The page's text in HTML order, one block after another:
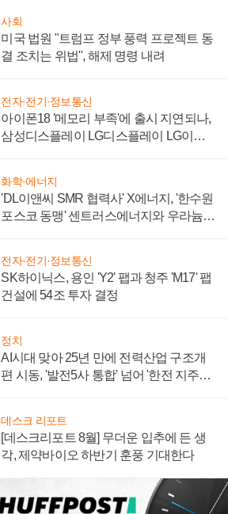
사회
미국 법원 "트럼프 정부 풍력 프로젝트 동
결 조치는 위법", 해제 명령 내려
전자·전기·정보통신
아이폰18 '메모리 부족'에 출시 지연되나,
삼성디스플레이 LG디스플레이 LG이노
화학·에너지
'DL이앤씨 SMR 협력사' X에너지, '한수원
포스코 동맹' 센트러스에너지와 우라늄
전자·전기·정보통신
SK하이닉스, 용인 'Y2' 팹과 청주 'M17' 팹
건설에 54조 투자 결정
정치
AI시대 맞아 25년 만에 전력산업 구조개
편 시동, '발전5사 통합' 넘어 '한전 지주사'
데스크 리포트
[데스크리포트 8월] 무더운 입추에 든 생
각, 제약바이오 하반기 훈풍 기대한다